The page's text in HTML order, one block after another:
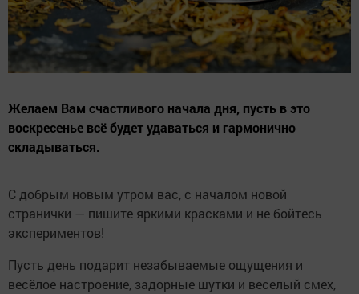
Желаем Вам счастливого начала дня, пусть в это
воскресенье всё будет удаваться и гармонично
складываться.
С добрым новым утром вас, с началом новой
странички — пишите яркими красками и не бойтесь
экспериментов!
Пусть день подарит незабываемые ощущения и
весёлое настроение, задорные шутки и веселый смех,